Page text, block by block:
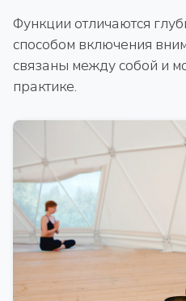
Функции отличаются
способом включения
связаны между собой и
практике.